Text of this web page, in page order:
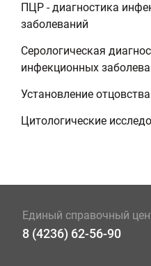
ПЦР - диагностика
заболеваний
Серологическая
инфекционных
Установление отцовства
Цитологические
Единый справочный
8 (4236) 62-56-90